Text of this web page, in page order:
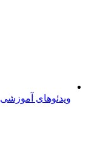
ویدئوهای آموزشی